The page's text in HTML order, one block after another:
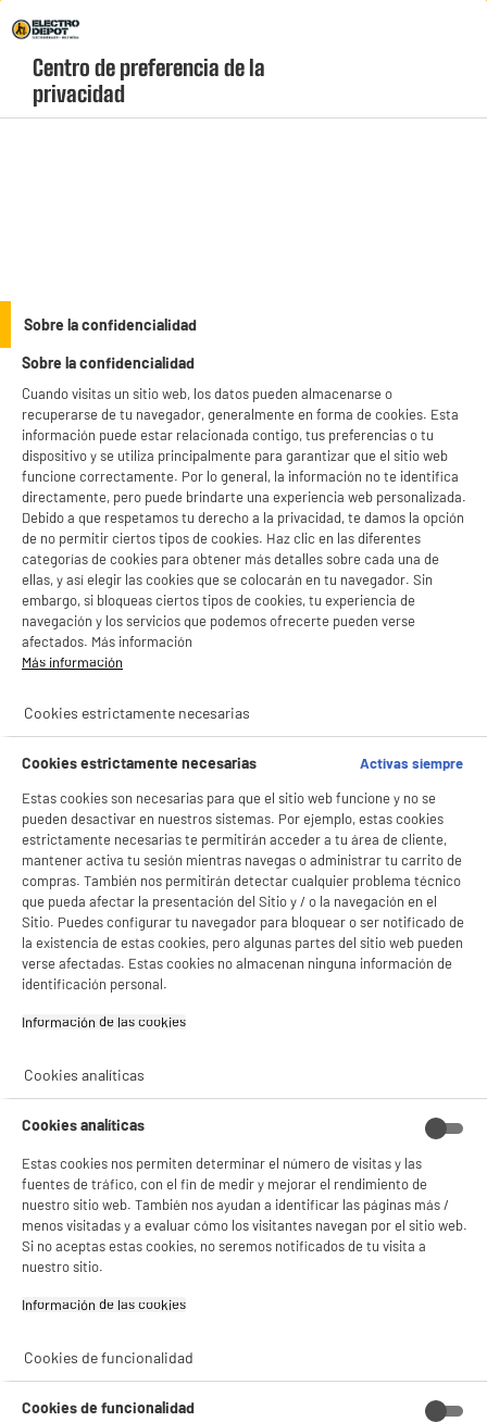
Menú
geolocation-header-icon-text
account
DEPOT
y sus socios utilizan cookies que procesan tus datos personales para:
- compartir contenido adaptado a tus preferencias
- ofrecer publicidad y comunicaciones personalizadas
- facilitar el intercambio de contenido en las redes sociales
- analizar el tráfico en nuestro sitio web Consulta la política de cookies.
Consulta la política de cookies.
Si aceptas, la experiencia será aún mejor. Si no acepta, se utilizarán cookies
¡Buena visita!
Centro de preferencia de la
privacidad
Sobre la confidencialidad
Sobre la confidencialidad
Cuando visitas un sitio web, los datos pueden almacenarse o
recuperarse de tu navegador, generalmente en forma de cookies. Esta
información puede estar relacionada contigo, tus preferencias o tu
dispositivo y se utiliza principalmente para garantizar que el sitio web
funcione correctamente. Por lo general, la información no te identifica
directamente, pero puede brindarte una experiencia web personalizada.
Debido a que respetamos tu derecho a la privacidad, te damos la opción
de no permitir ciertos tipos de cookies. Haz clic en las diferentes
categorías de cookies para obtener más detalles sobre cada una de
ellas, y así elegir las cookies que se colocarán en tu navegador. Sin
embargo, si bloqueas ciertos tipos de cookies, tu experiencia de
navegación y los servicios que podemos ofrecerte pueden verse
afectados. Más información
Más información
Cookies estrictamente necesarias
Cookies estrictamente necesarias
Activas siempre
Estas cookies son necesarias para que el sitio web funcione y no se
pueden desactivar en nuestros sistemas. Por ejemplo, estas cookies
estrictamente necesarias te permitirán acceder a tu área de cliente,
mantener activa tu sesión mientras navegas o administrar tu carrito de
compras. También nos permitirán detectar cualquier problema técnico
que pueda afectar la presentación del Sitio y / o la navegación en el
Sitio. Puedes configurar tu navegador para bloquear o ser notificado de
la existencia de estas cookies, pero algunas partes del sitio web pueden
verse afectadas. Estas cookies no almacenan ninguna información de
identificación personal.
Información de las cookies‎
Cookies analíticas
Cookies analíticas
Estas cookies nos permiten determinar el número de visitas y las
fuentes de tráfico, con el fin de medir y mejorar el rendimiento de
nuestro sitio web. También nos ayudan a identificar las páginas más /
menos visitadas y a evaluar cómo los visitantes navegan por el sitio web.
Si no aceptas estas cookies, no seremos notificados de tu visita a
nuestro sitio.
Información de las cookies‎
Cookies de funcionalidad
Cookies de funcionalidad